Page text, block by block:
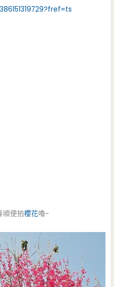
順便拍櫻花嚕~